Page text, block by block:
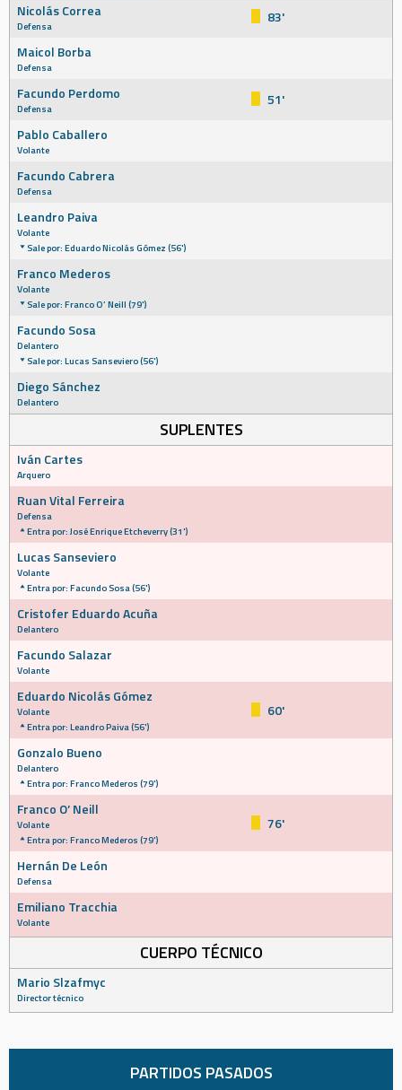
Nicolás Correa
Defensa
83'
Maicol Borba
Defensa
Facundo Perdomo
Defensa
51'
Pablo Caballero
Volante
Facundo Cabrera
Defensa
Leandro Paiva
Volante
Sale por: Eduardo Nicolás Gómez (56')
Franco Mederos
Volante
Sale por: Franco O’ Neill (79')
Facundo Sosa
Delantero
Sale por: Lucas Sanseviero (56')
Diego Sánchez
Delantero
SUPLENTES
Iván Cartes
Arquero
Ruan Vital Ferreira
Defensa
Entra por: José Enrique Etcheverry (31')
Lucas Sanseviero
Volante
Entra por: Facundo Sosa (56')
Cristofer Eduardo Acuña
Delantero
Facundo Salazar
Volante
Eduardo Nicolás Gómez
Volante
Entra por: Leandro Paiva (56')
60'
Gonzalo Bueno
Delantero
Entra por: Franco Mederos (79')
Franco O’ Neill
Volante
Entra por: Franco Mederos (79')
76'
Hernán De León
Defensa
Emiliano Tracchia
Volante
CUERPO TÉCNICO
Mario Slzafmyc
Director técnico
PARTIDOS PASADOS